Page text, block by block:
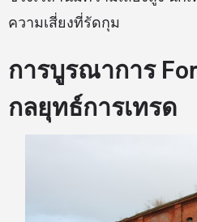
ความเสี่ยงที่รัดกุม
การบูรณาการ
กลยุทธ์การเทรด